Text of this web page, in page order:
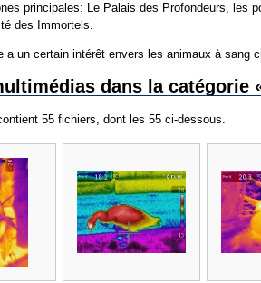
principales: Le Palais des Profondeurs, les
des Immortels.
a un certain intérêt envers les animaux à
dans la catégorie
55 fichiers, dont les 55 ci-dessous.